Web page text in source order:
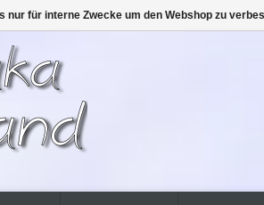
nur für interne Zwecke um den Webshop zu